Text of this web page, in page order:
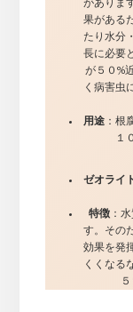
がありま
果がある
たり水分
長に必要
が５０%
く病害虫
用途 ：根
１
ゼオライ
特徴 ：
す。その
効果を発
くくなる